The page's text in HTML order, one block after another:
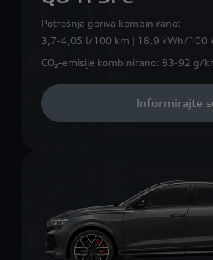
Potrošnja goriva kombinirano:
3,7-4,05 l/100 km | 18,9 kWh/100
CO₂-emisije kombinirano: 83-92 g/
Informirajte